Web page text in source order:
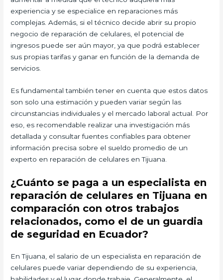
experiencia y se especialice en reparaciones más
complejas. Además, si el técnico decide abrir su propio
negocio de reparación de celulares, el potencial de
ingresos puede ser aún mayor, ya que podrá establecer
sus propias tarifas y ganar en función de la demanda de
servicios.
Es fundamental también tener en cuenta que estos datos
son solo una estimación y pueden variar según las
circunstancias individuales y el mercado laboral actual. Por
eso, es recomendable realizar una investigación más
detallada y consultar fuentes confiables para obtener
información precisa sobre el sueldo promedio de un
experto en reparación de celulares en Tijuana.
¿Cuánto se paga a un especialista en
reparación de celulares en Tijuana en
comparación con otros trabajos
relacionados, como el de un guardia
de seguridad en Ecuador?
En Tijuana, el salario de un especialista en reparación de
celulares puede variar dependiendo de su experiencia,